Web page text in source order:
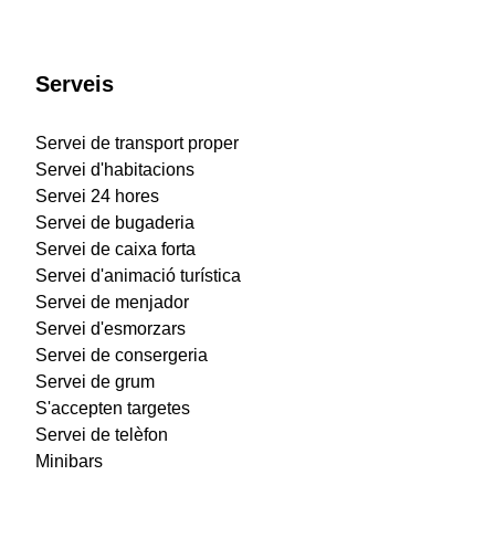
Serveis
Servei de transport proper
Servei d'habitacions
Servei 24 hores
Servei de bugaderia
Servei de caixa forta
Servei d'animació turística
Servei de menjador
Servei d'esmorzars
Servei de consergeria
Servei de grum
S'accepten targetes
Servei de telèfon
Minibars